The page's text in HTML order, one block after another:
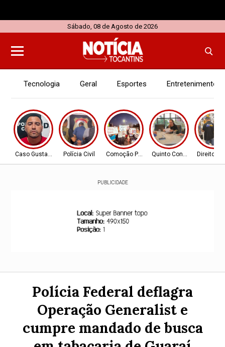
Sábado, 08 de Agosto de 2026
Tecnologia Geral Esportes Entretenimento
Caso Gustavo VelosoPolícia Civil Comoção PopularQuinto Constituciona
Direito
PUBLICIDADE
Polícia Federal deflagra
Operação Generalist e
cumpre mandado de busca